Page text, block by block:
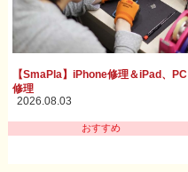
【SmaPla】iPhone修理＆iPad、PC
修理
2026.08.03
おすすめ